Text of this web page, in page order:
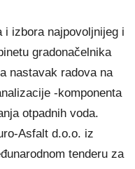
i izbora najpovoljnijeg i
gradonačelnika
nastavak radova na
-komponenta
otpadnih voda.
Asfalt d.o.o. iz
tenderu za